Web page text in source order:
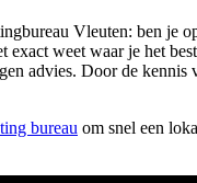
Vleuten: ben je
weet waar je het
advies. Door de
bureau om snel een